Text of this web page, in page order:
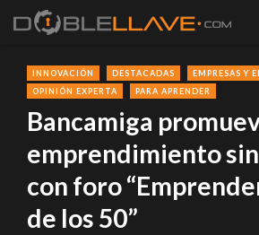
INNOVACIÓN DESTACADAS
EMPRESAS Y
OPINIÓN EXPERTA
PARA APRENDER
Bancamiga
emprendimiento
con foro
de los 50”